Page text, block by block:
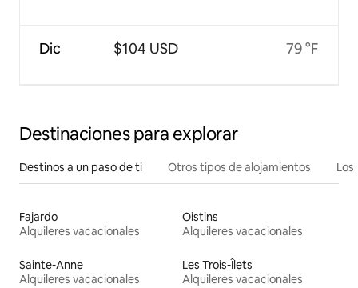
Dic $104 USD 79 °F
Destinaciones para explorar
Destinos a un paso de ti Otros tipos de alojamientos
Fajardo
Alquileres vacacionales
Oistins
Alquileres vacacionales
Sainte-Anne
Alquileres vacacionales
Les Trois-Îlets
Alquileres vacacionales